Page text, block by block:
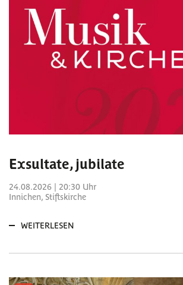
Exsultate, jubilate
24.08.2026 | 20:30 Uhr
Innichen, Stiftskirche
WEITERLESEN